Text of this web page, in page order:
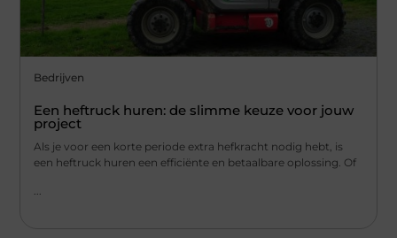
Bedrijven
Een heftruck huren: de slimme keuze voor jouw
project
Als je voor een korte periode extra hefkracht nodig hebt, is
een heftruck huren een efficiënte en betaalbare oplossing. Of
...